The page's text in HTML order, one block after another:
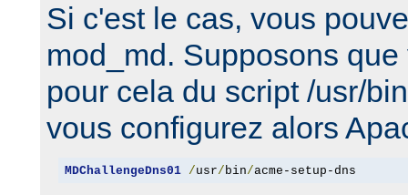
Si c'est le cas, vous
mod_md. Supposons
pour cela du script /usr/
vous configurez alors
MDChallengeDns01 /usr/ bin/acme-setup-dns